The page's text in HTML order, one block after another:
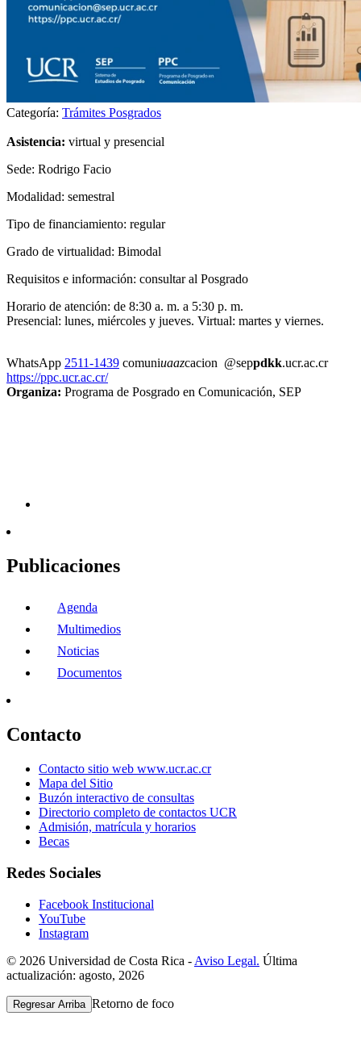
Categoría: Trámites Posgrados
Asistencia: virtual y presencial
Sede: Rodrigo Facio
Modalidad: semestral
Tipo de financiamiento: regular
Grado de virtualidad: Bimodal
Requisitos e información: consultar al Posgrado
Horario de atención: de 8:30 a. m. a 5:30 p. m.
Presencial: lunes, miércoles y jueves. Virtual: martes y viernes.
WhatsApp 2511-1439 comuniuaazcacion @seppdkk.ucr.ac.cr
https://ppc.ucr.ac.cr/
Organiza: Programa de Posgrado en Comunicación, SEP
Publicaciones
Agenda
Multimedios
Noticias
Documentos
Contacto
Contacto sitio web www.ucr.ac.cr
Mapa del Sitio
Buzón interactivo de consultas
Directorio completo de contactos UCR
Admisión, matrícula y horarios
Becas
Redes Sociales
Facebook Institucional
YouTube
Instagram
© 2026 Universidad de Costa Rica - Aviso Legal. Última
actualización: agosto, 2026
Regresar Arriba Retorno de foco